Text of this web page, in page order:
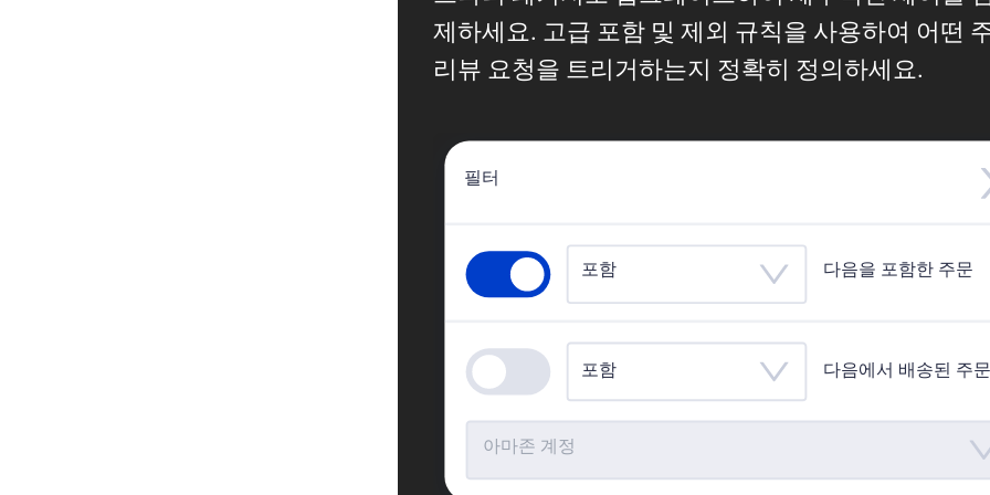
제하세요. 고급 포함 및 제외 규칙을 사용하여 어떤
리뷰 요청을 트리거하는지 정확히 정의하세요.
필터
포함 다음을 포함한 주문
포함 다음에서 배송된 주문
아마존 계정